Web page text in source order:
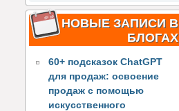
НОВЫЕ ЗАПИСИ В
БЛОГАХ
60+ подсказок ChatGPT
для продаж: освоение
продаж с помощью
искусственного